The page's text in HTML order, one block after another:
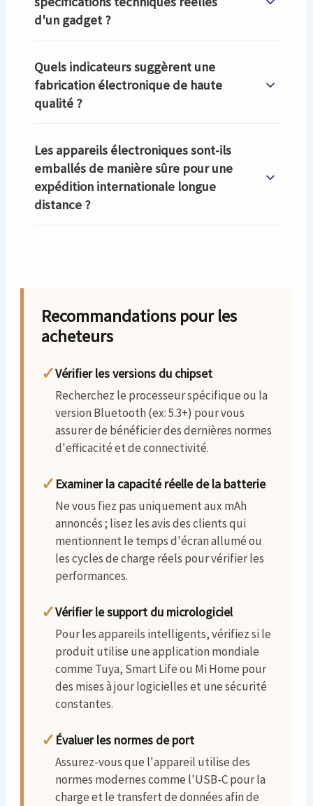
d'un gadget ?
Quels indicateurs suggèrent une
fabrication électronique de haute
qualité ?
Les appareils électroniques sont-ils
emballés de manière sûre pour une
expédition internationale longue
distance ?
Recommandations pour les
acheteurs
✓Vérifier les versions du chipset
Recherchez le processeur spécifique ou la
version Bluetooth (ex: 5.3+) pour vous
assurer de bénéficier des dernières normes
d'efficacité et de connectivité.
✓ Examiner la capacité réelle de la batterie
Ne vous fiez pas uniquement aux mAh
annoncés ; lisez les avis des clients qui
mentionnent le temps d'écran allumé ou
les cycles de charge réels pour vérifier les
performances.
✓Vérifier le support du micrologiciel
Pour les appareils intelligents, vérifiez si le
produit utilise une application mondiale
comme Tuya, Smart Life ou Mi Home pour
des mises à jour logicielles et une sécurité
constantes.
✓ Évaluer les normes de port
Assurez-vous que l'appareil utilise des
normes modernes comme l'USB-C pour la
charge et le transfert de données afin de